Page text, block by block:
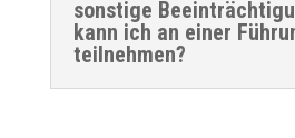
sonstige
kann ich an einer
teilnehmen?